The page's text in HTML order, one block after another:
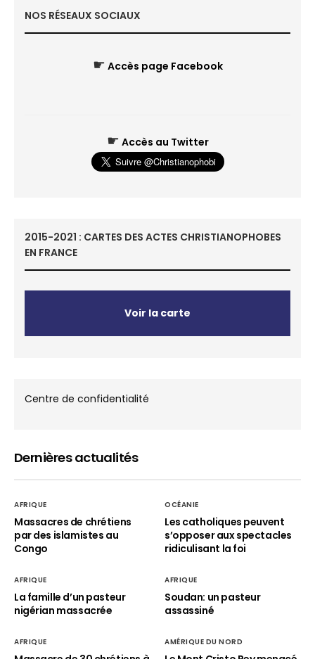
NOS RÉSEAUX SOCIAUX
☛ Accès page Facebook
☛ Accès au Twitter
2015-2021 : CARTES DES ACTES CHRISTIANOPHOBES
EN FRANCE
Voir la carte
Centre de confidentialité
Dernières actualités
AFRIQUE
Massacres de chrétiens
par des islamistes au
Congo
OCÉANIE
Les catholiques peuvent
s’opposer aux spectacles
ridiculisant la foi
AFRIQUE
La famille d’un pasteur
nigérian massacrée
AFRIQUE
Soudan: un pasteur
assassiné
AFRIQUE AMÉRIQUE DU NORD